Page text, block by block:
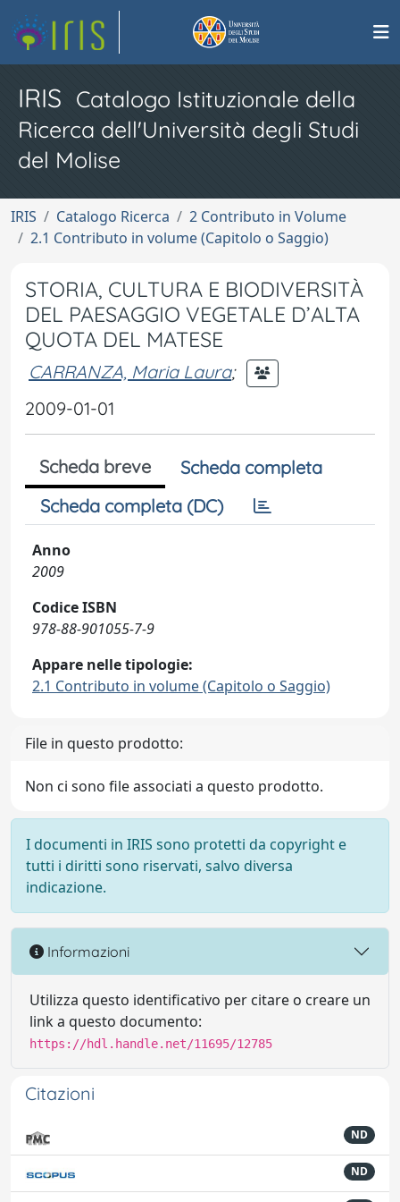
IRIS Catalogo Istituzionale della
Ricerca dell'Università degli Studi
del Molise
IRIS Catalogo Ricerca
2 Contributo in Volume
2.1 Contributo in volume (Capitolo o Saggio)
STORIA, CULTURA E BIODIVERSITÀ
DEL PAESAGGIO VEGETALE D’ALTA
QUOTA DEL MATESE
CARRANZA, Maria Laura;
2009-01-01
Scheda breve
Scheda completa
Scheda completa (DC)
Anno
2009
Codice ISBN
978-88-901055-7-9
Appare nelle tipologie:
2.1 Contributo in volume (Capitolo o Saggio)
File in questo prodotto:
Non ci sono file associati a questo prodotto.
I documenti in IRIS sono protetti da copyright e
tutti i diritti sono riservati, salvo diversa
indicazione.
Informazioni
Utilizza questo identificativo per citare o creare un
link a questo documento:
https://hdl.handle.net/11695/12785
Citazioni
ND
ND